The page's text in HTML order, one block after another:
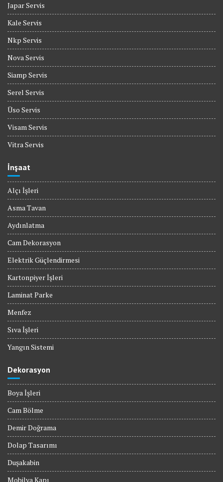
Japar Servis
Kale Servis
Nkp Servis
Nova Servis
Siamp Servis
Serel Servis
Üso Servis
Visam Servis
Vitra Servis
İnşaat
Alçı İşleri
Asma Tavan
Aydınlatma
Cam Dekorasyon
Elektrik Güçlendirmesi
Kartonpiyer İşleri
Laminat Parke
Menfez
Sıva İşleri
Yangın Sistemi
Dekorasyon
Boya İşleri
Cam Bölme
Demir Doğrama
Dolap Tasarımı
Duşakabin
Mobilya Kapı